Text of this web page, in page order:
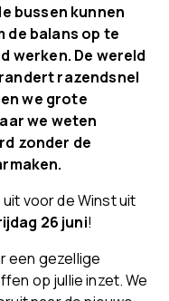
bussen kunnen
de balans op te
werken. De wereld
razendsnel
we grote
we weten
zonder de
voor de Winst uit
26 juni!
een gezellige
op jullie inzet. We